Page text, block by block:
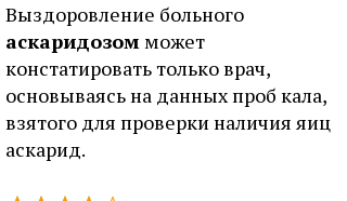
Выздоровление больного
аскаридозомможет
констатировать только врач,
основываясь на данных проб кала,
взятого для проверки наличия яиц
аскарид.